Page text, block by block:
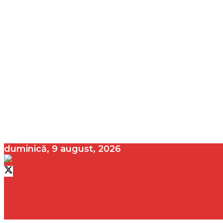
duminică, 9 august, 2026